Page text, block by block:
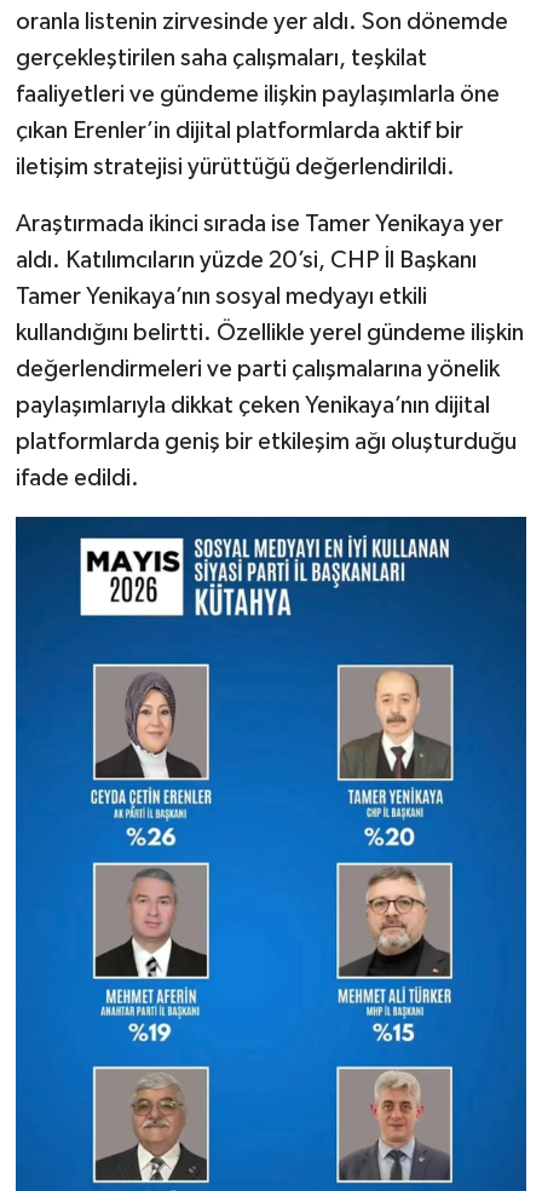
oranla listenin zirvesinde yer aldı. Son dönemde
gerçekleştirilen saha çalışmaları, teşkilat
faaliyetleri ve gündeme ilişkin paylaşımlarla öne
çıkan Erenler’in dijital platformlarda aktif bir
iletişim stratejisi yürüttüğü değerlendirildi.
Araştırmada ikinci sırada ise Tamer Yenikaya yer
aldı. Katılımcıların yüzde 20’si, CHP İl Başkanı
Tamer Yenikaya’nın sosyal medyayı etkili
kullandığını belirtti. Özellikle yerel gündeme ilişkin
değerlendirmeleri ve parti çalışmalarına yönelik
paylaşımlarıyla dikkat çeken Yenikaya’nın dijital
platformlarda geniş bir etkileşim ağı oluşturduğu
ifade edildi.